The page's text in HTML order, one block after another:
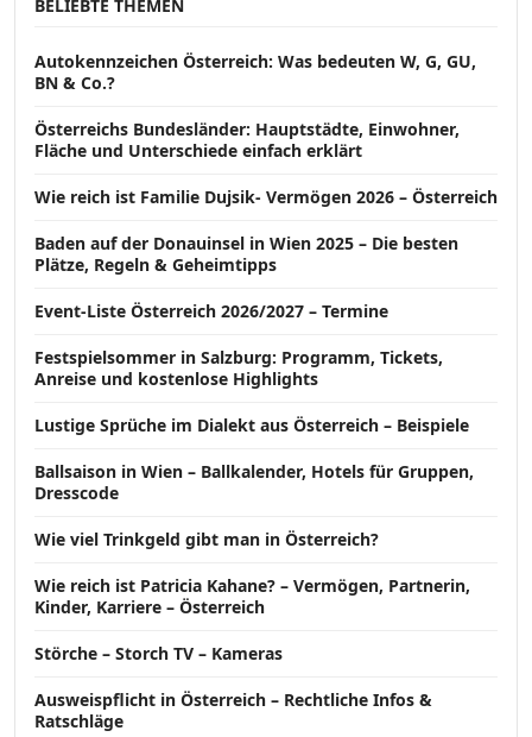
BELIEBTE THEMEN
Autokennzeichen Österreich: Was bedeuten W, G, GU,
BN & Co.?
Österreichs Bundesländer: Hauptstädte, Einwohner,
Fläche und Unterschiede einfach erklärt
Wie reich ist Familie Dujsik- Vermögen 2026 – Österreich
Baden auf der Donauinsel in Wien 2025 – Die besten
Plätze, Regeln & Geheimtipps
Event-Liste Österreich 2026/2027 – Termine
Festspielsommer in Salzburg: Programm, Tickets,
Anreise und kostenlose Highlights
Lustige Sprüche im Dialekt aus Österreich – Beispiele
Ballsaison in Wien – Ballkalender, Hotels für Gruppen,
Dresscode
Wie viel Trinkgeld gibt man in Österreich?
Wie reich ist Patricia Kahane? – Vermögen, Partnerin,
Kinder, Karriere – Österreich
Störche – Storch TV – Kameras
Ausweispflicht in Österreich – Rechtliche Infos &
Ratschläge